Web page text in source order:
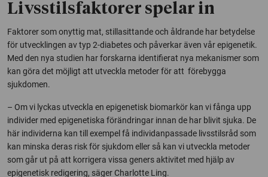
Livsstilsfaktorer spelar in
Faktorer som onyttig mat, stillasittande och åldrande har betydelse
för utvecklingen av typ 2-diabetes och påverkar även vår epigenetik.
Med den nya studien har forskarna identifierat nya mekanismer som
kan göra det möjligt att utveckla metoder för att förebygga
sjukdomen.
– Om vi lyckas utveckla en epigenetisk biomarkör kan vi fånga upp
individer med epigenetiska förändringar innan de har blivit sjuka. De
här individerna kan till exempel få individanpassade livsstilsråd som
kan minska deras risk för sjukdom eller så kan vi utveckla metoder
som går ut på att korrigera vissa geners aktivitet med hjälp av
epigenetisk redigering, säger Charlotte Ling.